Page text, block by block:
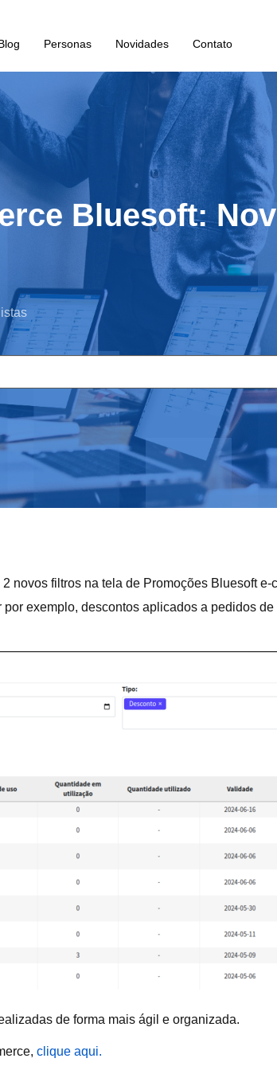
Personas Novidades Contato
Bluesoft:
novos filtros na tela de Promoções Bluesoft
por exemplo, descontos aplicados a pedidos
de forma mais ágil e organizada.
clique aqui.